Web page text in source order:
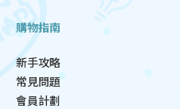
購物指南
新手攻略
常見問題
會員計劃